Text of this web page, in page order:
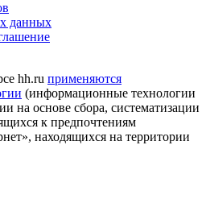
данных
hh.ru применяются
(информационные технологии
на основе сбора, систематизации
к предпочтениям
находящихся на территории